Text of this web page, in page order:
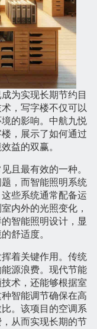
为实现长期节约目
，写字楼不仅可以
的影响。中航九悦
，展示了如何通过
益的双赢。
且最有效的一种。
，而智能照明系统
些系统通常配备运
内外的光照变化，
智能照明设计，显
舒适度。
着关键作用。传统
源浪费。现代节能
术，还能够根据室
智能调节确保在高
。该项目的空调系
从而实现长期的节